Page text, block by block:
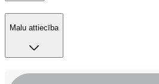
Malu attiecība